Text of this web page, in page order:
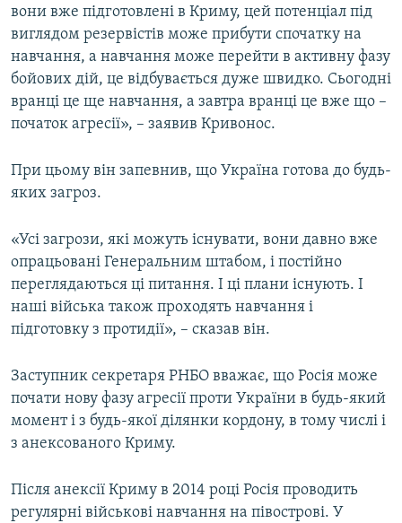
вони вже підготовлені в Криму, цей потенціал під
виглядом резервістів може прибути спочатку на
навчання, а навчання може перейти в активну фазу
бойових дій, це відбувається дуже швидко. Сьогодні
вранці це ще навчання, а завтра вранці це вже що –
початок агресії», – заявив Кривонос.
При цьому він запевнив, що Україна готова до будь-
яких загроз.
«Усі загрози, які можуть існувати, вони давно вже
опрацьовані Генеральним штабом, і постійно
переглядаються ці питання. І ці плани існують. І
наші війська також проходять навчання і
підготовку з протидії», – сказав він.
Заступник секретаря РНБО вважає, що Росія може
почати нову фазу агресії проти України в будь-який
момент і з будь-якої ділянки кордону, в тому числі і
з анексованого Криму.
Після анексії Криму в 2014 році Росія проводить
регулярні військові навчання на півострові. У